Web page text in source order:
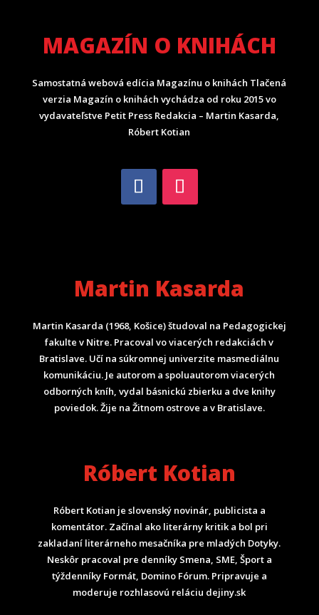
MAGAZÍN O KNIHÁCH
Samostatná webová edícia Magazínu o knihách Tlačená
verzia Magazín o knihách vychádza od roku 2015 vo
vydavateľstve Petit Press Redakcia – Martin Kasarda,
Róbert Kotian
Martin Kasarda
Martin Kasarda (1968, Košice) študoval na Pedagogickej
fakulte v Nitre. Pracoval vo viacerých redakciách v
Bratislave. Učí na súkromnej univerzite masmediálnu
komunikáciu. Je autorom a spoluautorom viacerých
odborných kníh, vydal básnickú zbierku a dve knihy
poviedok. Žije na Žitnom ostrove a v Bratislave.
Róbert Kotian
Róbert Kotian je slovenský novinár, publicista a
komentátor. Začínal ako literárny kritik a bol pri
zakladaní literárneho mesačníka pre mladých Dotyky.
Neskôr pracoval pre denníky Smena, SME, Šport a
týždenníky Formát, Domino Fórum. Pripravuje a
moderuje rozhlasovú reláciu dejiny.sk